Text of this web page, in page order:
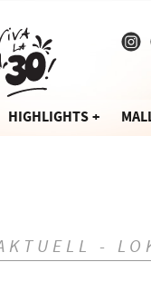
HIGHLIGHTS
-